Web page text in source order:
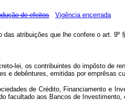
de efeitos Vigência encerrada
das atribuições que lhe confere o art. 9º
lei, os contribuintes do impôsto de
e debêntures, emitidas por emprêsas
de Crédito, Financiamento e
facultado aos Bancos de